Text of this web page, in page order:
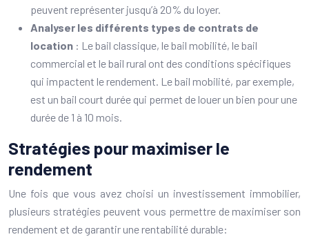
peuvent représenter jusqu’à 20% du loyer.
Analyser les différents types de contrats de
location : Le bail classique, le bail mobilité, le bail
commercial et le bail rural ont des conditions spécifiques
qui impactent le rendement. Le bail mobilité, par exemple,
est un bail court durée qui permet de louer un bien pour une
durée de 1 à 10 mois.
Stratégies pour maximiser le
rendement
Une fois que vous avez choisi un investissement immobilier,
plusieurs stratégies peuvent vous permettre de maximiser son
rendement et de garantir une rentabilité durable: